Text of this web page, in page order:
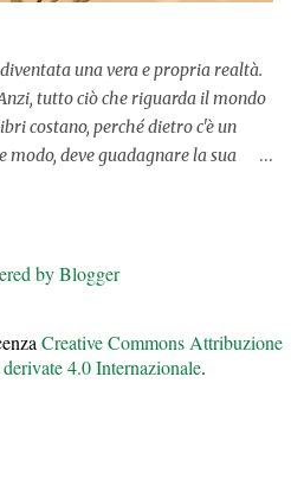
Una volta ottenuta la possibilità
di riaprirla ricreando vecchie
del piccolo bar in cui si
una vera e propria realtà.
tutto ciò che riguarda il mondo
costano, perché dietro c'è un
modo, deve guadagnare la sua
essere alla portata di tutti,
per favorire la cultura,
professionale delle
diventare dei professionisti e quindi
LA SVOLTA E L'INGANNO
by Blogger
Creative Commons Attribuzione
4.0 Internazionale.